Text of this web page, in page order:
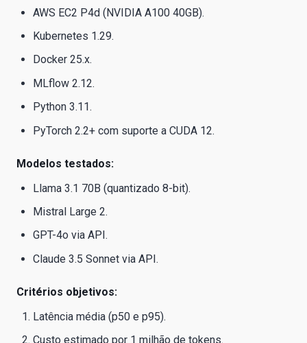
AWS EC2 P4d (NVIDIA A100 40GB).
Kubernetes 1.29.
Docker 25.x.
MLflow 2.12.
Python 3.11.
PyTorch 2.2+ com suporte a CUDA 12.
Modelos testados:
Llama 3.1 70B (quantizado 8-bit).
Mistral Large 2.
GPT-4o via API.
Claude 3.5 Sonnet via API.
Critérios objetivos:
Latência média (p50 e p95).
Custo estimado por 1 milhão de tokens.